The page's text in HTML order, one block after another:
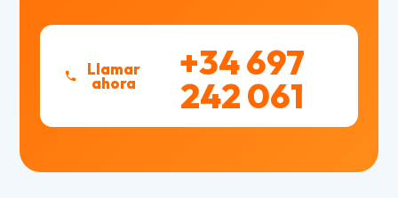
Llamar
ahora +34 697
242 061